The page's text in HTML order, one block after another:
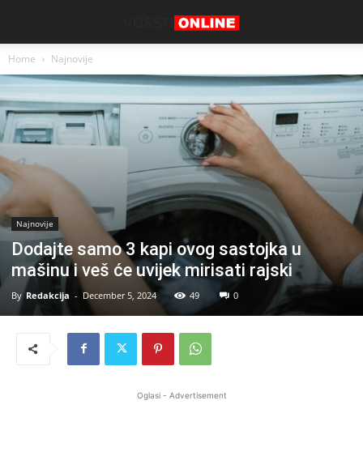
Home Najnovije
Najnovije
Dodajte samo 3 kapi ovog sastojka u
mašinu i veš će uvijek mirisati rajski
By Redakcija - December 5, 2024 49 0
Oglasi - Advertisement